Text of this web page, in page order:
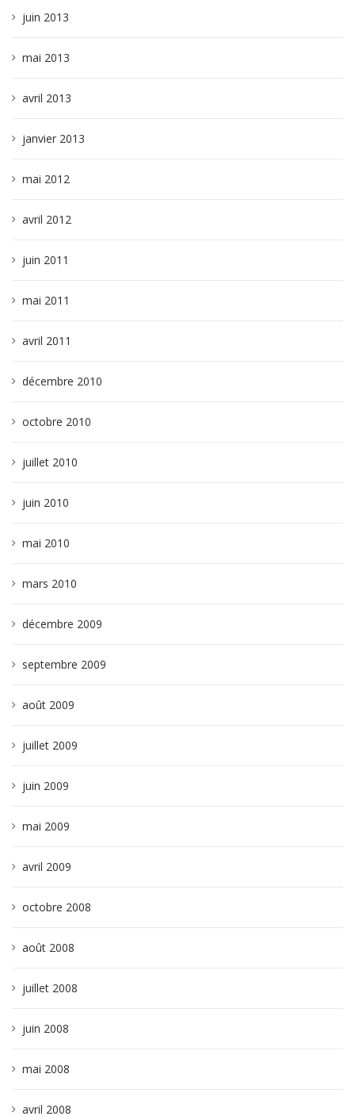
juin 2013
mai 2013
avril 2013
janvier 2013
mai 2012
avril 2012
juin 2011
mai 2011
avril 2011
décembre 2010
octobre 2010
juillet 2010
juin 2010
mai 2010
mars 2010
décembre 2009
septembre 2009
août 2009
juillet 2009
juin 2009
mai 2009
avril 2009
octobre 2008
août 2008
juillet 2008
juin 2008
mai 2008
avril 2008